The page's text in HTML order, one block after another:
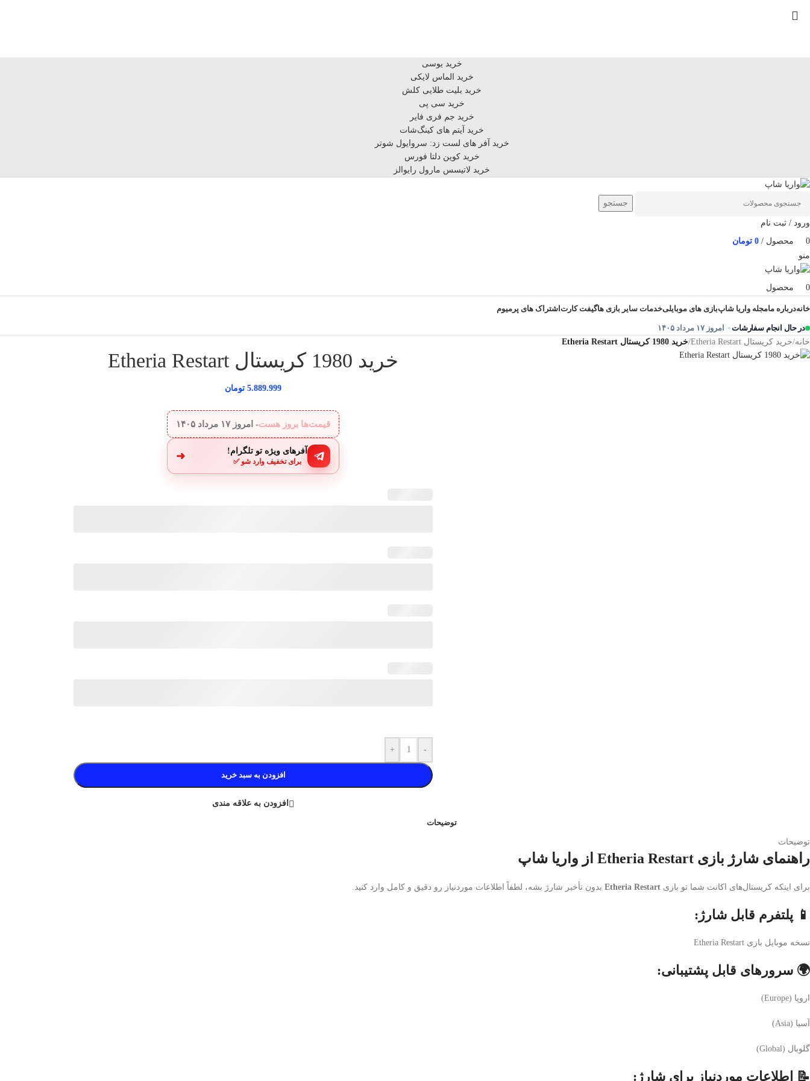
خرید یوسی
خرید الماس لایکی
خرید بلیت طلایی کلش
خرید سی پی
خرید جم فری فایر
خرید آیتم های کینگ‌شات
خرید آفر های لست زد: سروایول شوتر
خرید کوین دلتا فورس
خرید لاتیسس مارول رایوالز
جستجو
ورود / ثبت نام
0
محصول /
0 تومان
منو
0 محصول
خانهدرباره مامجله واریا شاپبازی های موبایلیخدمات سایر بازی هاگیفت کارتاشتراک های پرمیوم
در حال انجام سفارشات
امروز ۱۷ مرداد ۱۴۰۵
خانه/خرید کریستال Etheria Restart /خرید 1980 کریستال Etheria Restart
خرید 1980 کریستال Etheria Restart
5.889.999 تومان
قیمت‌ها بروز هست- امروز ۱۷ مرداد ۱۴۰۵
آفرهای ویژه تو تلگرام!
برای تخفیف وارد شو ✅ ➜
-
+
افزودن به سبد خرید
افزودن به علاقه مندی
توضیحات
توضیحات
راهنمای شارژ بازی Etheria Restart از واریا شاپ
برای اینکه کریستال‌های اکانت شما تو بازی Etheria Restart بدون تأخیر شارژ بشه، لطفاً اطلاعات موردنیاز رو دقیق و کامل وارد کنید.
📱 پلتفرم قابل شارژ:
نسخه موبایل بازی Etheria Restart
🌍 سرورهای قابل پشتیبانی:
اروپا (Europe)
آسیا (Asia)
گلوبال (Global)
📝 اطلاعات موردنیاز برای شارژ: